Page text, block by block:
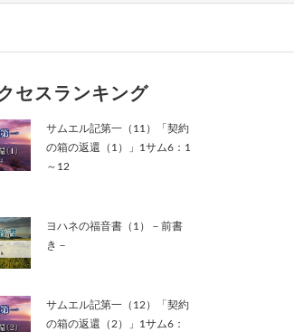
セスランキング
サムエル記第一（11）「契約
の箱の返還（1）」1サム6：1
～12
ヨハネの福音書（1）－前書
き－
サムエル記第一（12）「契約
の箱の返還（2）」1サム6：